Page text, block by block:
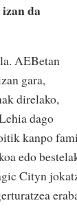
da
AEBetan
gara,
direlako,
dago
kanpo
edo
Cityn